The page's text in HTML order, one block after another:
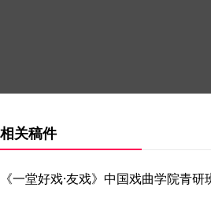
相关稿件
《一堂好戏·友戏》中国戏曲学院青研